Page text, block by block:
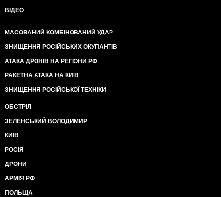
По-видимому, с учетом всех вышеприведенных
ожидают роста цен на нефть, но, напротив,
настраиваются на их дальнейшее падение. Это
следует из заявления главы ЦБ РФ Набиуллиной на
пресс-конференции в минувшую пятницу, где она
объявила прогноз, что средняя цена на российскую
нефть Urals составит в 2016 году всего $30
долларов за баррель.
Кстати, сегодня цены на нефть продолжают
Baker Hughes о росте числа буровых в США.
ВІДЕО
МАСОВАНИЙ КОМБІНОВАНИЙ УДАР
ЗНИЩЕННЯ РОСІЙСЬКИХ ОКУПАНТІВ
АТАКА ДРОНІВ НА РЕГІОНИ РФ
РАКЕТНА АТАКА НА КИЇВ
ЗНИЩЕННЯ РОСІЙСЬКОЇ ТЕХНІКИ
ОБСТРІЛ
ЗЕЛЕНСЬКИЙ ВОЛОДИМИР
КИЇВ
РОСІЯ
ДРОНИ
АРМІЯ РФ
ПОЛЬЩА